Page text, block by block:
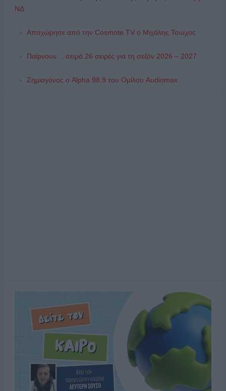
ΝΔ
Αποχώρησε από την Cosmote TV o Μιχάλης Τσώχος
Παίρνουν… σειρά 26 σειρές για τη σεζόν 2026 – 2027
Ζημιογόνος ο Alpha 98,9 του Ομίλου Audiomax